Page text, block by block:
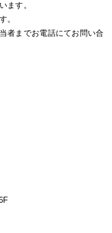
ます。
。
者までお電話にてお問い合